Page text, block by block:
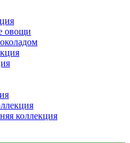
овощи
коллекция